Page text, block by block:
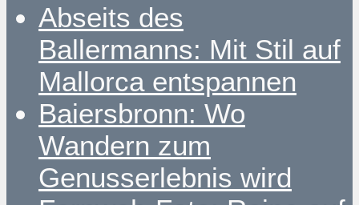
Abseits des
Ballermanns: Mit Stil auf
Mallorca entspannen
Baiersbronn: Wo
Wandern zum
Genusserlebnis wird